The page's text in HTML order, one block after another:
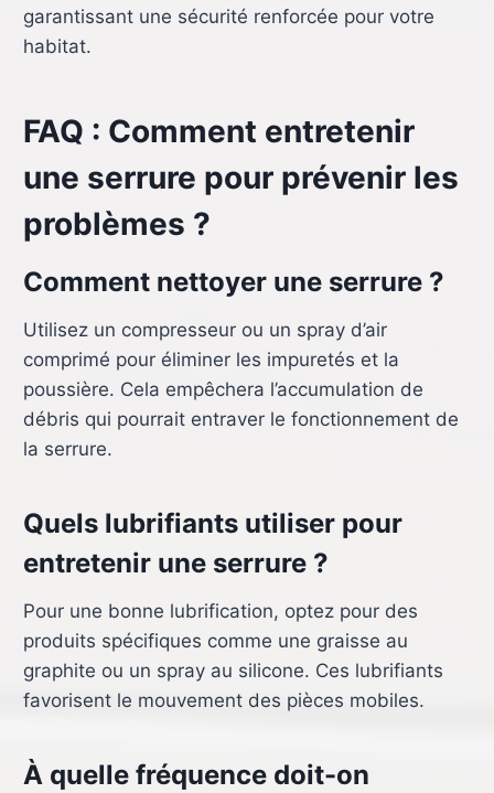
garantissant une sécurité renforcée pour votre
habitat.
FAQ : Comment entretenir
une serrure pour prévenir les
problèmes ?
Comment nettoyer une serrure ?
Utilisez un compresseur ou un spray d’air
comprimé pour éliminer les impuretés et la
poussière. Cela empêchera l’accumulation de
débris qui pourrait entraver le fonctionnement de
la serrure.
Quels lubrifiants utiliser pour
entretenir une serrure ?
Pour une bonne lubrification, optez pour des
produits spécifiques comme une graisse au
graphite ou un spray au silicone. Ces lubrifiants
favorisent le mouvement des pièces mobiles.
À quelle fréquence doit-on